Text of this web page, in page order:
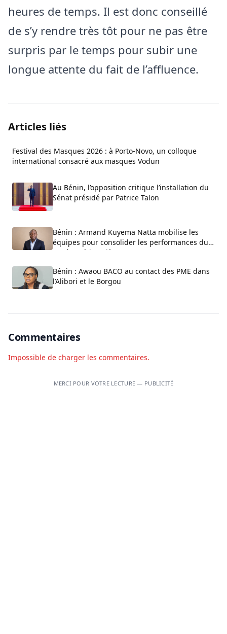
heures de temps. Il est donc conseillé
de s’y rendre très tôt pour ne pas être
surpris par le temps pour subir une
longue attente du fait de l’affluence.
Articles liés
Festival des Masques 2026 : à Porto-Novo, un colloque
international consacré aux masques Vodun
Au Bénin, l’opposition critique l’installation du
Sénat présidé par Patrice Talon
Bénin : Armand Kuyema Natta mobilise les
équipes pour consolider les performances du
système éducatif
Bénin : Awaou BACO au contact des PME dans
l’Alibori et le Borgou
Commentaires
Impossible de charger les commentaires.
MERCI POUR VOTRE LECTURE — PUBLICITÉ